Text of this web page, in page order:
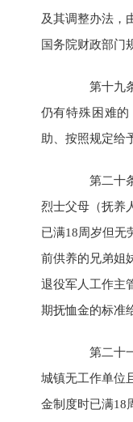
及其调整办法，
国务院财政部门
第十九条
仍有特殊困难
助、按照规定给
第二十条
烈士父母（抚养
已满18周岁但无
前供养的兄弟姐
退役军人工作主
期抚恤金的标准
第二十一
城镇无工作单位
金制度时已满18